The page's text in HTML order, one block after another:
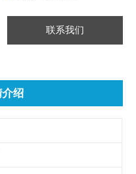
联系我们
介绍